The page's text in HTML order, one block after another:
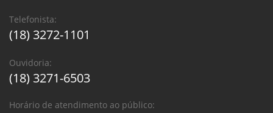
Telefonista:
(18) 3272-1101
Ouvidoria:
(18) 3271-6503
Horário de atendimento ao público: